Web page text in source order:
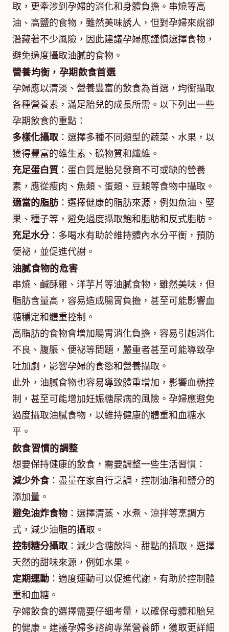
取，更牽涉到孕婦的消化和身體負擔。串燒等高
油、高鹽的食物，雖然美味誘人，但對孕婦來說卻
潛藏著不少風險，因此建議孕婦應謹慎選擇食物，
避免過度攝取油膩的食物。
營養均衡，孕期飲食首選
孕婦應以清淡、營養豐富的飲食為首選，均衡攝取
各種營養素，滿足胎兒的成長所需。以下列出一些
孕期飲食的重點：
多樣化攝取：選擇多種不同類型的蔬菜、水果，以
獲得豐富的維生素、礦物質和纖維。
充足蛋白質 ：蛋白質是胎兒發育不可或缺的營養
素，應從瘦肉、魚類、蛋類、豆類等食物中攝取。
適當的脂肪 ：選擇健康的脂肪來源，例如魚油、堅
果、種子等，避免過度攝取飽和脂肪和反式脂肪。
充足水分：多喝水有助於維持體內水分平衡，預防
便祕，並促進代謝。
油膩食物的危害
串燒、鹹酥雞、洋芋片等油膩食物，雖然美味，但
脂肪含量高，容易造成腸胃負擔，甚至可能影響血
糖穩定和體重控制。
高脂肪的食物會增加腸胃消化負擔，容易引起消化
不良、腹脹、便祕等問題，嚴重者甚至可能導致孕
吐加劇，影響孕婦的食慾和營養攝取。
此外，油膩食物也容易導致體重增加，影響血糖控
制，甚至可能增加妊娠糖尿病的風險。孕婦應避免
過度攝取油膩食物，以維持健康的體重和血糖水
平。
飲食習慣的調整
想要保持健康的飲食，需要調整一些生活習慣：
減少外食：盡量在家自行烹調，控制油脂和鹽分的
添加量。
避免油炸食物 ：選擇清蒸、水煮、涼拌等烹調方
式，減少油脂的攝取。
控制糖分攝取：減少含糖飲料、甜點的攝取，選擇
天然的甜味來源，例如水果。
定期運動 ：適度運動可以促進代謝，有助於控制體
重和血糖。
孕婦飲食的選擇需要仔細考量，以確保母體和胎兒
的健康。建議孕婦多諮詢專業營養師，獲取更詳細